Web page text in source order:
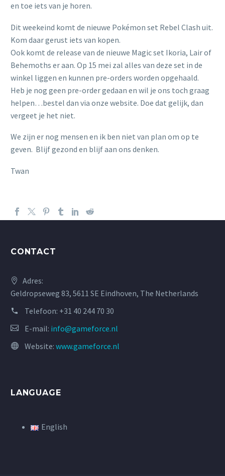
en toe iets van je horen.
Dit weekeind komt de nieuwe Pokémon set Rebel Clash uit.
Kom daar gerust iets van kopen.
Ook komt de release van de nieuwe Magic set Ikoria, Lair of
Behemoths er aan. Op 15 mei zal alles van deze set in de
winkel liggen en kunnen pre-orders worden opgehaald.
Heb je nog geen pre-order gedaan en wil je ons toch graag
helpen…bestel dan via onze website. Doe dat gelijk, dan
vergeet je het niet.
We zijn er nog mensen en ik ben niet van plan om op te
geven. Blijf gezond en blijf aan ons denken.
Twan
CONTACT
Adres:
Geldropseweg 83, 5611 SE Eindhoven, The Netherlands
Telefoon: +31 40 244 70 30
E-mail: info@gameforce.nl
Website: www.gameforce.nl
LANGUAGE
English